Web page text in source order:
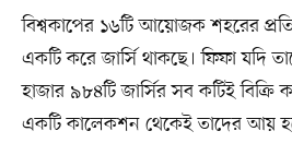
বিশ্বকাপের ১৬টি আয়োজক শহরের
একটি করে জার্সি থাকছে। ফিফা যদি
হাজার ৯৮৪টি জার্সির সব কটিই
একটি কালেকশন থেকেই তাদের আয়